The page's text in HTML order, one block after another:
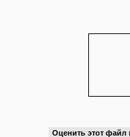
Оценить этот файл